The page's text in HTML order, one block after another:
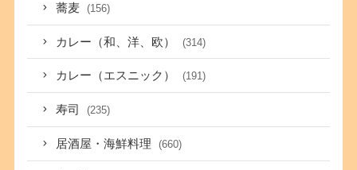
蕎麦 (156)
カレー（和、洋、欧） (314)
カレー（エスニック） (191)
寿司 (235)
居酒屋・海鮮料理 (660)